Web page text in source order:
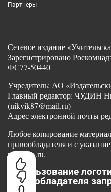
Партнеры
Сетевое издание
Зарегистрировано
ФС77-50440
Учредитель: АО
Главный редактор: ЧУДИН
(nikvik87@mail.ru)
Адрес электронной почты
Любое копирование
правообладателя и с
www.ug.ru.
Использование
правообладателя